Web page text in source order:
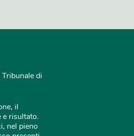
di
il
e risultato.
nel pieno